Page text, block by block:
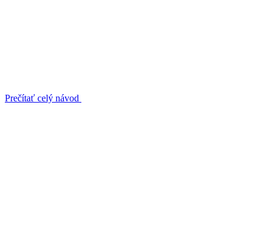
Prečítať celý návod